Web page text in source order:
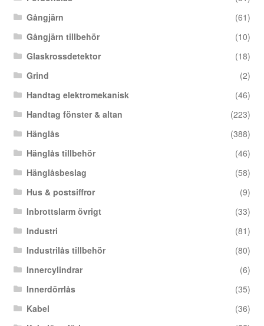
Gångjärn
(61)
Gångjärn tillbehör
(10)
Glaskrossdetektor
(18)
Grind
(2)
Handtag elektromekanisk
(46)
Handtag fönster & altan
(223)
Hänglås
(388)
Hänglås tillbehör
(46)
Hänglåsbeslag
(58)
Hus & postsiffror
(9)
Inbrottslarm övrigt
(33)
Industri
(81)
Industrilås tillbehör
(80)
Innercylindrar
(6)
Innerdörrlås
(35)
Kabel
(36)